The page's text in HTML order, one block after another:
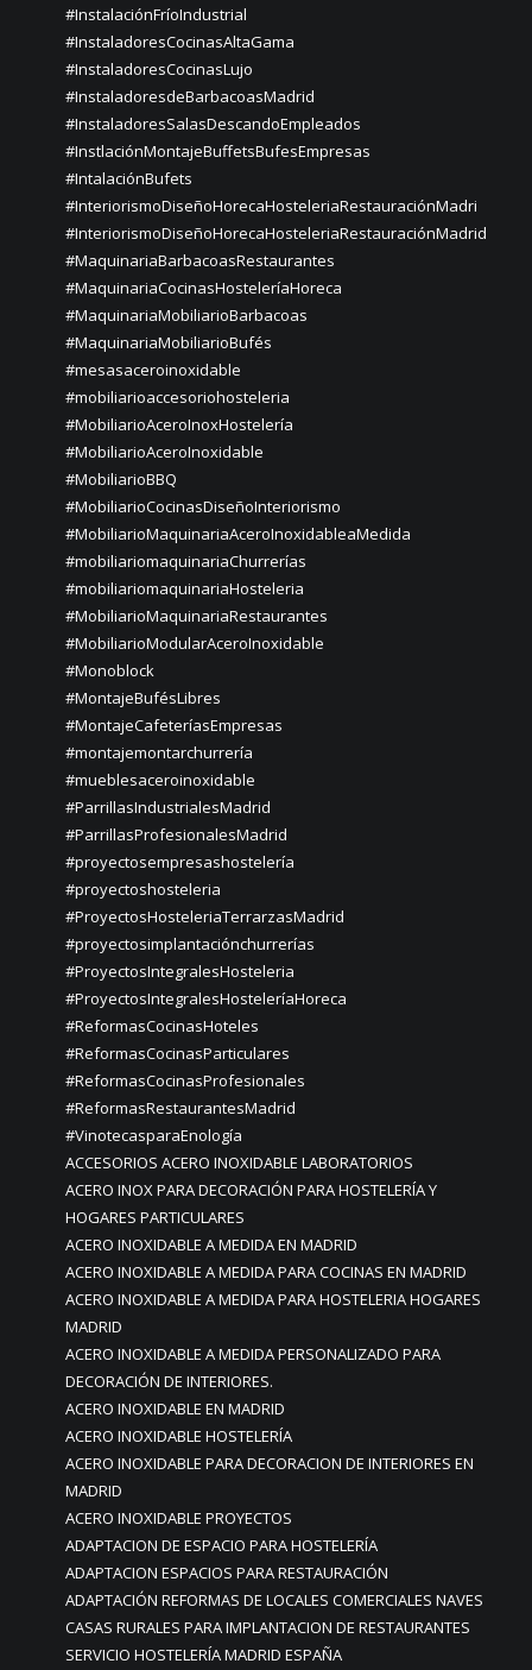
#InstalaciónFríoIndustrial
#InstaladoresCocinasAltaGama
#InstaladoresCocinasLujo
#InstaladoresdeBarbacoasMadrid
#InstaladoresSalasDescandoEmpleados
#InstlaciónMontajeBuffetsBufesEmpresas
#IntalaciónBufets
#InteriorismoDiseñoHorecaHosteleriaRestauraciónMadri
#InteriorismoDiseñoHorecaHosteleriaRestauraciónMadrid
#MaquinariaBarbacoasRestaurantes
#MaquinariaCocinasHosteleríaHoreca
#MaquinariaMobiliarioBarbacoas
#MaquinariaMobiliarioBufés
#mesasaceroinoxidable
#mobiliarioaccesoriohosteleria
#MobiliarioAceroInoxHostelería
#MobiliarioAceroInoxidable
#MobiliarioBBQ
#MobiliarioCocinasDiseñoInteriorismo
#MobiliarioMaquinariaAceroInoxidableaMedida
#mobiliariomaquinariaChurrerías
#mobiliariomaquinariaHosteleria
#MobiliarioMaquinariaRestaurantes
#MobiliarioModularAceroInoxidable
#Monoblock
#MontajeBufésLibres
#MontajeCafeteríasEmpresas
#montajemontarchurrería
#mueblesaceroinoxidable
#ParrillasIndustrialesMadrid
#ParrillasProfesionalesMadrid
#proyectosempresashostelería
#proyectoshosteleria
#ProyectosHosteleriaTerrarzasMadrid
#proyectosimplantaciónchurrerías
#ProyectosIntegralesHosteleria
#ProyectosIntegralesHosteleríaHoreca
#ReformasCocinasHoteles
#ReformasCocinasParticulares
#ReformasCocinasProfesionales
#ReformasRestaurantesMadrid
#VinotecasparaEnología
ACCESORIOS ACERO INOXIDABLE LABORATORIOS
ACERO INOX PARA DECORACIÓN PARA HOSTELERÍA Y
HOGARES PARTICULARES
ACERO INOXIDABLE A MEDIDA EN MADRID
ACERO INOXIDABLE A MEDIDA PARA COCINAS EN MADRID
ACERO INOXIDABLE A MEDIDA PARA HOSTELERIA HOGARES
MADRID
ACERO INOXIDABLE A MEDIDA PERSONALIZADO PARA
DECORACIÓN DE INTERIORES.
ACERO INOXIDABLE EN MADRID
ACERO INOXIDABLE HOSTELERÍA
ACERO INOXIDABLE PARA DECORACION DE INTERIORES EN
MADRID
ACERO INOXIDABLE PROYECTOS
ADAPTACION DE ESPACIO PARA HOSTELERÍA
ADAPTACION ESPACIOS PARA RESTAURACIÓN
ADAPTACIÓN REFORMAS DE LOCALES COMERCIALES NAVES
CASAS RURALES PARA IMPLANTACION DE RESTAURANTES
SERVICIO HOSTELERÍA MADRID ESPAÑA